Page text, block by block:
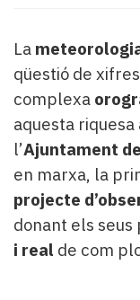
Pallars
Contingut
patrocinat
més
llegit...
Editorial
La
qüestió de
complexa
aquesta
l’Ajuntament
en marxa, la
projecte
donant els
i real de com